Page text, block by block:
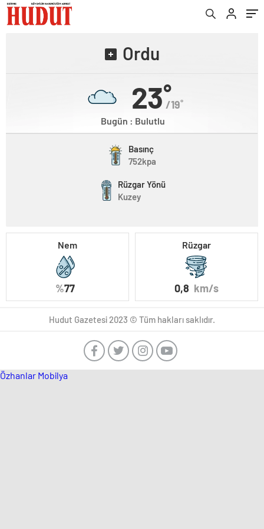
Ordu
23˚
/19˚
Bugün : Bulutlu
Basınç
752kpa
Rüzgar Yönü
Kuzey
Nem
%77
Rüzgar
0,8 km/s
Hudut Gazetesi 2023 © Tüm hakları saklıdır.
Özhanlar Mobilya